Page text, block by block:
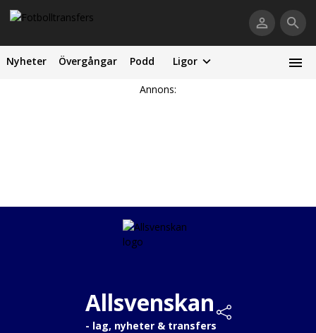
Nyheter Övergångar Podd Ligor
Annons:
Allsvenskan
- lag, nyheter & transfers